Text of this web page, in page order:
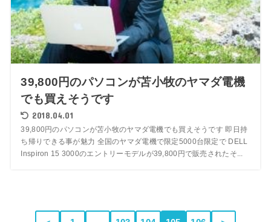
39,800円のパソコンが苫小牧のヤマダ電機
でも買えそうです
2018.04.01
39,800円のパソコンが苫小牧のヤマダ電機でも買えそうです 即日持
ち帰りできる事が魅力 全国のヤマダ電機で限定5000台限定で DELL
Inspiron 15 3000のエントリーモデルが39,800円で販売されたそ...